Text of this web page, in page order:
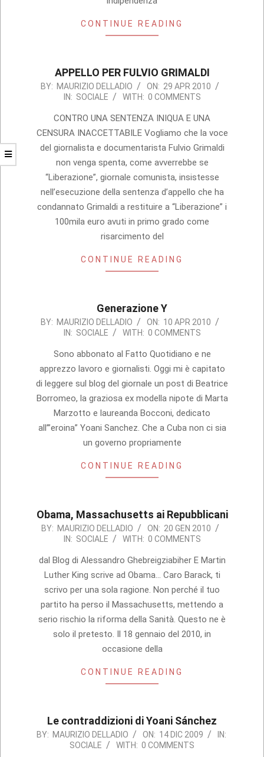
CONTINUE READING
APPELLO PER FULVIO GRIMALDI
2010-
BY: MAURIZIO DELLADIO ON: 29 APR 2010
IN: SOCIALE WITH: 0 COMMENTS
CONTRO UNA SENTENZA INIQUA E UNA
CENSURA INACCETTABILE Vogliamo che la voce
del giornalista e documentarista Fulvio Grimaldi
non venga spenta, come avverrebbe se
“Liberazione”, giornale comunista, insistesse
nell’esecuzione della sentenza d’appello che ha
condannato Grimaldi a restituire a “Liberazione” i
100mila euro avuti in primo grado come
risarcimento del
CONTINUE READING
Generazione Y
2010-
BY: MAURIZIO DELLADIO ON: 10 APR 2010
IN: SOCIALE WITH: 0 COMMENTS
Sono abbonato al Fatto Quotidiano e ne
apprezzo lavoro e giornalisti. Oggi mi è capitato
di leggere sul blog del giornale un post di Beatrice
Borromeo, la graziosa ex modella nipote di Marta
Marzotto e laureanda Bocconi, dedicato
all’”eroina” Yoani Sanchez. Che a Cuba non ci sia
un governo propriamente
CONTINUE READING
Obama, Massachusetts ai Repubblicani
2010-
20
BY: MAURIZIO DELLADIO ON: 20 GEN 2010
IN: SOCIALE WITH: 0 COMMENTS
dal Blog di Alessandro Ghebreigziabiher E Martin
Luther King scrive ad Obama… Caro Barack, ti
scrivo per una sola ragione. Non perché il tuo
partito ha perso il Massachusetts, mettendo a
serio rischio la riforma della Sanità. Questo ne è
solo il pretesto. Il 18 gennaio del 2010, in
occasione della
CONTINUE READING
Le contraddizioni di Yoani Sánchez
2009-
BY: MAURIZIO DELLADIO ON: 14 DIC 2009
IN:
SOCIALE
WITH: 0 COMMENTS